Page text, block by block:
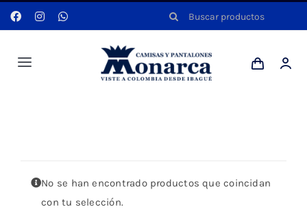
Saltar
al
Buscar:
Toggle
Dotaciones
No se han encontrado productos que coincidan
con tu selección.